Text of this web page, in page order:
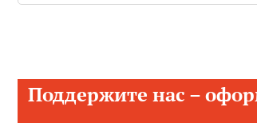
Поддержите нас –